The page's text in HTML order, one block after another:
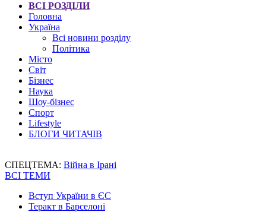
ВСІ РОЗДІЛИ
Головна
Україна
Всі новини розділу
Політика
Місто
Світ
Бізнес
Наука
Шоу-бізнес
Спорт
Lifestyle
БЛОГИ ЧИТАЧІВ
СПЕЦТЕМА: Війна в Ірані
ВСІ ТЕМИ
Вступ України в ЄС
Теракт в Барселоні